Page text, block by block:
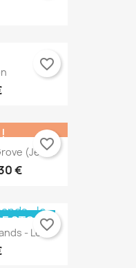
favorite_border
(jeu...
€
favorite_border
- Le...
STOCK
favorite_border